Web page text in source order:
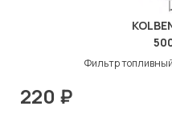
Фильтр
220 ₽